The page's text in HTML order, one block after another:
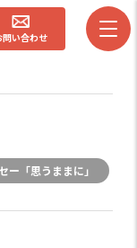
問い合わせ
ー「思うままに」